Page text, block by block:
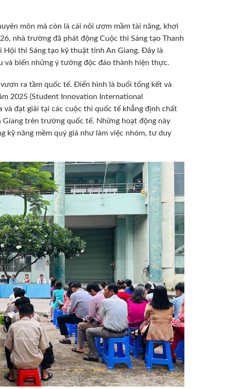
môn mà còn là cái nôi ươm mầm tài năng, khơi
nhà trường đã phát động Cuộc thi Sáng tạo Thanh
thi Sáng tạo kỹ thuật tỉnh An Giang. Đây là
và biến những ý tưởng độc đáo thành hiện thực.
ra tầm quốc tế. Điển hình là buổi tổng kết và
2025 (Student Innovation International
đạt giải tại các cuộc thi quốc tế khẳng định chất
Giang trên trường quốc tế. Những hoạt động này
kỹ năng mềm quý giá như làm việc nhóm, tư duy